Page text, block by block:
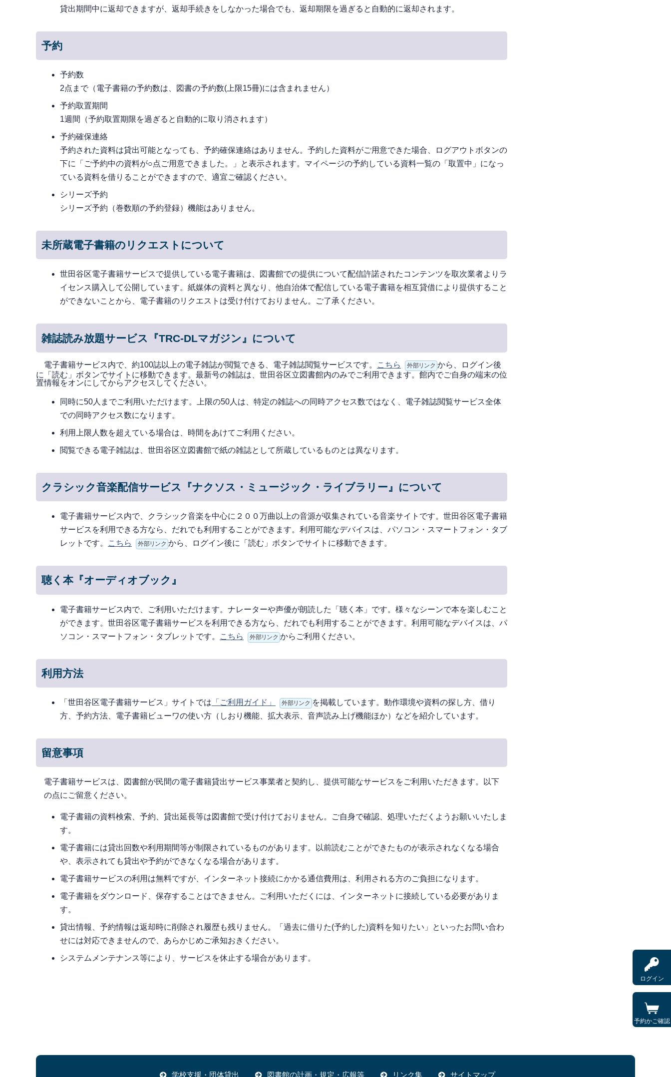
ログイン
予約かご確認
貸出期間中に返却できますが、返却手続きをしなかった場合でも、返却期限を過ぎると自動的に返却されます。
予約
予約数
2点まで（電子書籍の予約数は、図書の予約数(上限15冊)には含まれません）
予約取置期間
1週間（予約取置期限を過ぎると自動的に取り消されます）
予約確保連絡
予約された資料は貸出可能となっても、予約確保連絡はありません。予約した資料がご用意できた場合、ログアウトボタンの
下に「ご予約中の資料が○点ご用意できました。」と表示されます。マイページの予約している資料一覧の「取置中」になっ
ている資料を借りることができますので、適宜ご確認ください。
シリーズ予約
シリーズ予約（巻数順の予約登録）機能はありません。
未所蔵電子書籍のリクエストについて
世田谷区電子書籍サービスで提供している電子書籍は、図書館での提供について配信許諾されたコンテンツを取次業者よりラ
イセンス購入して公開しています。紙媒体の資料と異なり、他自治体で配信している電子書籍を相互貸借により提供すること
ができないことから、電子書籍のリクエストは受け付けておりません。ご了承ください。
雑誌読み放題サービス『TRC-DLマガジン』について
電子書籍サービス内で、約100誌以上の電子雑誌が閲覧できる、電子雑誌閲覧サービスです。 こちら 外部リンク から、ログイン後
に「読む」ボタンでサイトに移動できます。最新号の雑誌は、世田谷区立図書館内のみでご利用できます。館内でご自身の端末の位
置情報をオンにしてからアクセスしてください。
同時に50人までご利用いただけます。上限の50人は、特定の雑誌への同時アクセス数ではなく、電子雑誌閲覧サービス全体
での同時アクセス数になります。
利用上限人数を超えている場合は、時間をあけてご利用ください。
閲覧できる電子雑誌は、世田谷区立図書館で紙の雑誌として所蔵しているものとは異なります。
クラシック音楽配信サービス『ナクソス・ミュージック・ライブラリー』について
電子書籍サービス内で、クラシック音楽を中心に２００万曲以上の音源が収集されている音楽サイトです。世田谷区電子書籍
サービスを利用できる方なら、だれでも利用することができます。利用可能なデバイスは、パソコン・スマートフォン・タブ
レットです。
こちら 外部リンク から、ログイン後に「読む」ボタンでサイトに移動できます。
聴く本『オーディオブック』
電子書籍サービス内で、ご利用いただけます。ナレーターや声優が朗読した「聴く本」です。様々なシーンで本を楽しむこと
ができます。世田谷区電子書籍サービスを利用できる方なら、だれでも利用することができます。利用可能なデバイスは、パ
ソコン・スマートフォン・タブレットです。
こちら 外部リンク からご利用ください。
利用方法
「世田谷区電子書籍サービス」サイトでは 「ご利用ガイド」 外部リンク を掲載しています。動作環境や資料の探し方、借り
方、予約方法、電子書籍ビューワの使い方（しおり機能、拡大表示、音声読み上げ機能ほか）などを紹介しています。
留意事項
電子書籍サービスは、図書館が民間の電子書籍貸出サービス事業者と契約し、提供可能なサービスをご利用いただきます。以下
の点にご留意ください。
電子書籍の資料検索、予約、貸出延長等は図書館で受け付けておりません。ご自身で確認、処理いただくようお願いいたしま
す。
電子書籍には貸出回数や利用期間等が制限されているものがあります。以前読むことができたものが表示されなくなる場合
や、表示されても貸出や予約ができなくなる場合があります。
電子書籍サービスの利用は無料ですが、インターネット接続にかかる通信費用は、利用される方のご負担になります。
電子書籍をダウンロード、保存することはできません。ご利用いただくには、インターネットに接続している必要がありま
す。
貸出情報、予約情報は返却時に削除され履歴も残りません。「過去に借りた(予約した)資料を知りたい」といったお問い合わ
せには対応できませんので、あらかじめご承知おきください。
システムメンテナンス等により、サービスを休止する場合があります。
学校支援・団体貸出 図書館の計画・規定・広報等 リンク集 サイトマップ